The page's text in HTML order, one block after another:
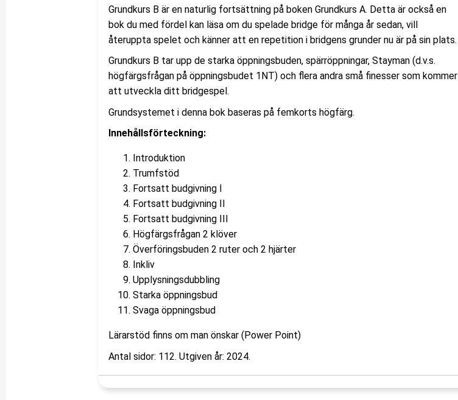
Grundkurs B är en naturlig fortsättning på boken Grundkurs A. Detta är också en
bok du med fördel kan läsa om du spelade bridge för många år sedan, vill
återuppta spelet och känner att en repetition i bridgens grunder nu är på sin plats.
Grundkurs B tar upp de starka öppningsbuden, spärröppningar, Stayman (d.v.s.
högfärgsfrågan på öppningsbudet 1NT) och flera andra små finesser som kommer
att utveckla ditt bridgespel.
Grundsystemet i denna bok baseras på femkorts högfärg.
Innehållsförteckning:
Introduktion
Trumfstöd
Fortsatt budgivning I
Fortsatt budgivning II
Fortsatt budgivning III
Högfärgsfrågan 2 klöver
Överföringsbuden 2 ruter och 2 hjärter
Inkliv
Upplysningsdubbling
Starka öppningsbud
Svaga öppningsbud
Lärarstöd finns om man önskar (Power Point)
Antal sidor: 112. Utgiven år: 2024.